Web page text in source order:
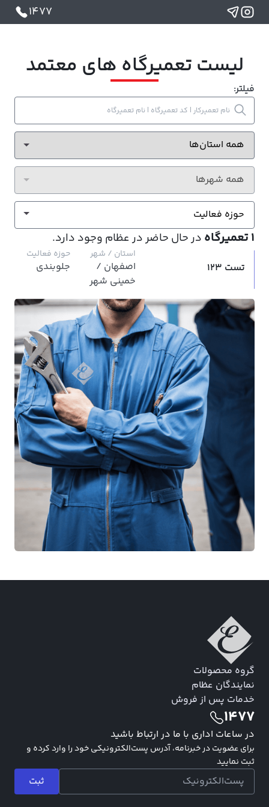
1477
لیست تعمیرگاه های معتمد
فیلتر:
حوزه فعالیت
1تعمیرگاه در حال حاضر در عظام وجود دارد.
تست 123
استان / شهر
اصفهان /
خمینی شهر
حوزه فعالیت
جلوبندی
گروه محصولات
نمایندگان عظام
خدمات پس از فروش
در ساعات اداری با ما در ارتباط باشید
1477
برای عضویت در خبرنامه، آدرس پست‌الکترونیکی خود را وارد کرده و
ثبت نمایید
ثبت